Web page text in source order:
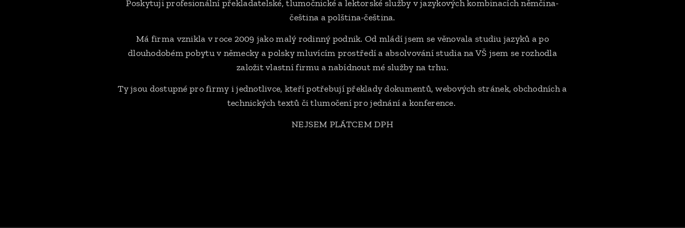
Poskytuji profesionální překladatelské, tlumočnické a lektorské služby v jazykových kombinacích němčina-
čeština a polština-čeština.
Má firma vznikla v roce 2009 jako malý rodinný podnik. Od mládí jsem se věnovala studiu jazyků a po
dlouhodobém pobytu v německy a polsky mluvícím prostředí a absolvování studia na VŠ jsem se rozhodla
založit vlastní firmu a nabídnout mé služby na trhu.
Ty jsou dostupné pro firmy i jednotlivce, kteří potřebují překlady dokumentů, webových stránek, obchodních a
technických textů či tlumočení pro jednání a konference.
NEJSEM PLÁTCEM DPH